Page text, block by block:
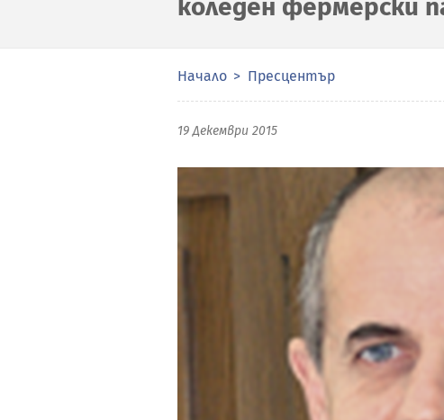
коледен фермерски
Начало Пресцентър
19 Декември 2015